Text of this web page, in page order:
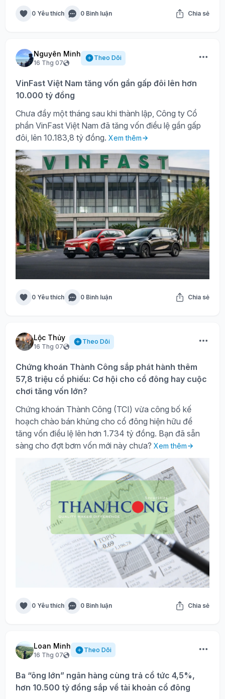
0 Yêu thích 0 Bình luận Chia sẻ
Nguyên Minh
16 Thg 07
Theo Dõi
VinFast Việt Nam tăng vốn gần gấp đôi lên hơn
10.000 tỷ đồng
Chưa đầy một tháng sau khi thành lập, Công ty Cổ
phần VinFast Việt Nam đã tăng vốn điều lệ gần gấp
đôi, lên 10.183,8 tỷ đồng. Xem thêm
0 Yêu thích 0 Bình luận Chia sẻ
Lộc Thủy
16 Thg 07
Theo Dõi
Chứng khoán Thành Công sắp phát hành thêm
57,8 triệu cổ phiếu: Cơ hội cho cổ đông hay cuộc
chơi tăng vốn lớn?
Chứng khoán Thành Công (TCI) vừa công bố kế
hoạch chào bán khủng cho cổ đông hiện hữu để
tăng vốn điều lệ lên hơn 1.734 tỷ đồng. Bạn đã sẵn
sàng cho đợt bơm vốn mới này chưa? Xem thêm
0 Yêu thích 0 Bình luận Chia sẻ
Loan Minh
16 Thg 07
Theo Dõi
Ba “ông lớn” ngân hàng cùng trả cổ tức 4,5%,
hơn 10.500 tỷ đồng sắp về tài khoản cổ đông